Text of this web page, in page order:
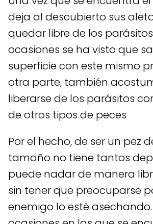
deja al descubierto sus
quedar libre de los
ocasiones se ha visto que
superficie con este mismo
otra parte, también
liberarse de los parásitos
de otros tipos de peces
Por el hecho, de ser un pez
tamaño no tiene tantos
puede nadar de manera
sin tener que preocuparse
enemigo lo esté asechando.